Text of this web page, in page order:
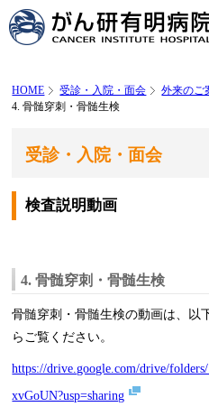
HOME 受診・入院・面会 外来のご
4. 骨髄穿刺・骨髄生検
受診・入院・面会
検査説明動画
4. 骨髄穿刺・骨髄生検
骨髄穿刺・骨髄生検の動画は、以
らご覧ください。
https://drive.google.com/drive/
xvGoUN?usp=sharing